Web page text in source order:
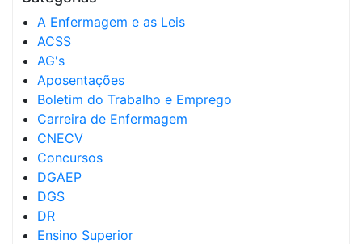
A Enfermagem e as Leis
ACSS
AG's
Aposentações
Boletim do Trabalho e Emprego
Carreira de Enfermagem
CNECV
Concursos
DGAEP
DGS
DR
Ensino Superior